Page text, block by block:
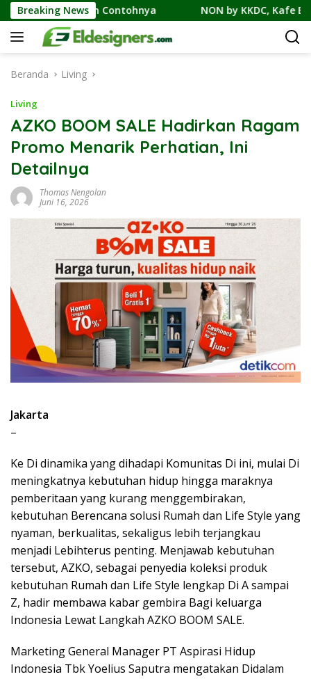
Langsung
ke
konten
Breaking News
dan Contohnya NON by KKDC, Kafe Bergaya
Beranda Living
Living
AZKO BOOM SALE Hadirkan Ragam
Promo Menarik Perhatian, Ini
Detailnya
Thomas Nengolan
Juni 16, 2026
Jakarta
–
Ke Di dinamika yang dihadapi Komunitas Di ini, mulai Di
meningkatnya kebutuhan hidup hingga maraknya
pemberitaan yang kurang menggembirakan,
kebutuhan Berencana solusi Rumah dan Life Style yang
nyaman, berkualitas, sekaligus lebih terjangkau
menjadi Lebihterus penting. Menjawab kebutuhan
tersebut, AZKO, sebagai penyedia koleksi produk
kebutuhan Rumah dan Life Style lengkap Di A sampai
Z, hadir membawa kabar gembira Bagi keluarga
Indonesia Lewat Langkah AZKO BOOM SALE.
Marketing General Manager PT Aspirasi Hidup
Indonesia Tbk Yoelius Saputra mengatakan Didalam